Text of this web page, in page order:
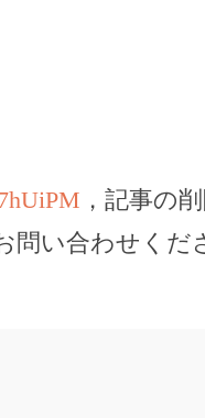
，記事の
問い合わせくだ